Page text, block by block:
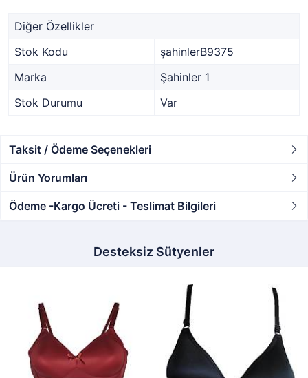
Diğer Özellikler
Stok Kodu
şahinlerB9375
Marka
Şahinler 1
Stok Durumu
Var
Taksit / Ödeme Seçenekleri
Ürün Yorumları
Ödeme -Kargo Ücreti - Teslimat Bilgileri
Desteksiz Sütyenler